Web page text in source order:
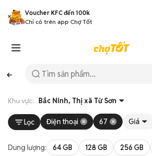
Voucher KFC đến 100k
Chỉ có trên app Chợ Tốt
Khu vực: Bắc Ninh, Thị xã Từ Sơn
Lọc Điện thoại 67 Giá
Dung lượng: 64 GB 128 GB 256 GB